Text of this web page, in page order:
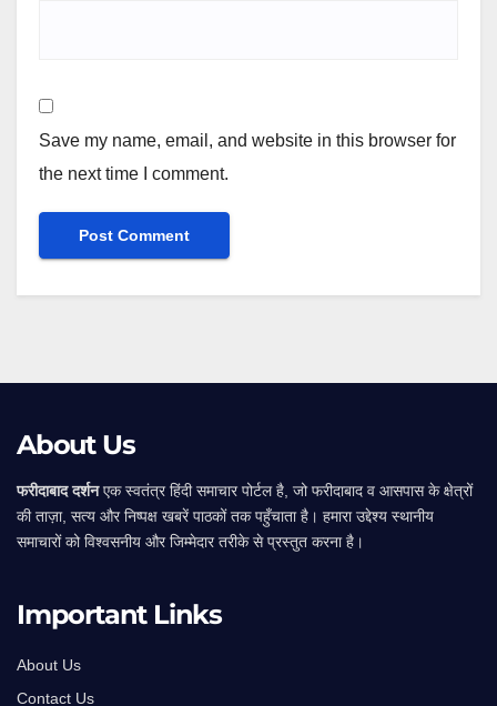
Save my name, email, and website in this browser for
the next time I comment.
About Us
फरीदाबाद दर्शनएक स्वतंत्र हिंदी समाचार पोर्टल है, जो फरीदाबाद व आसपास के क्षेत्रों
की ताज़ा, सत्य और निष्पक्ष खबरें पाठकों तक पहुँचाता है। हमारा उद्देश्य स्थानीय
समाचारों को विश्वसनीय और जिम्मेदार तरीके से प्रस्तुत करना है।
Important Links
About Us
Contact Us